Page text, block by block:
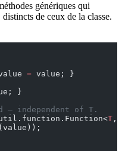
génériques qui
distincts de ceux de la classe.
= value; }
}
— independent of T.
T ,
(value));